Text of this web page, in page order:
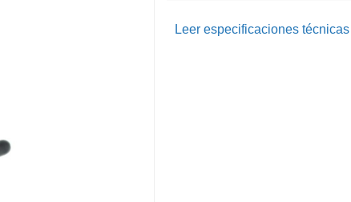
Leer especificaciones técnicas